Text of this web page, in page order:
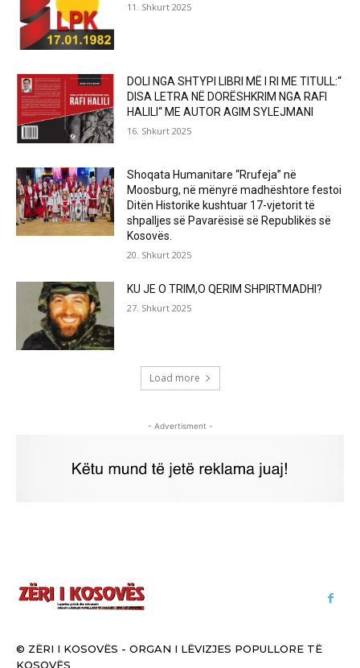
11. Shkurt 2025
DOLI NGA SHTYPI LIBRI MË I RI ME TITULL:“
DISA LETRA NË DORËSHKRIM NGA RAFI
HALILI“ ME AUTOR AGIM SYLEJMANI
16. Shkurt 2025
Shoqata Humanitare “Rrufeja” në
Moosburg, në mënyrë madhështore festoi
Ditën Historike kushtuar 17-vjetorit të
shpalljes së Pavarësisë së Republikës së
Kosovës.
20. Shkurt 2025
KU JE O TRIM,O QERIM SHPIRTMADHI?
27. Shkurt 2025
Load more
- Advertisment -
© ZËRI I KOSOVËS - ORGAN I LËVIZJES POPULLORE TË
KOSOVËS